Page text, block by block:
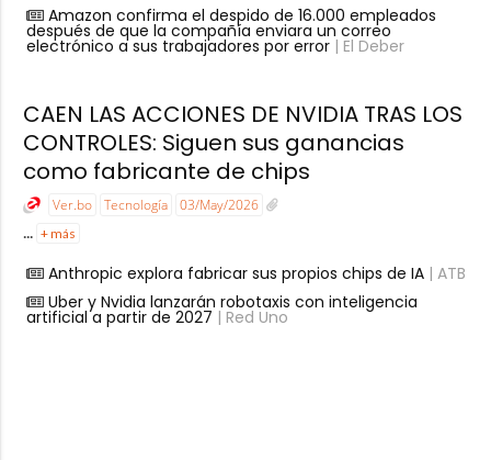
Amazon confirma el despido de 16.000 empleados
después de que la compañía enviara un correo
electrónico a sus trabajadores por error| El Deber
CAEN LAS ACCIONES DE NVIDIA TRAS LOS
CONTROLES: Siguen sus ganancias
como fabricante de chips
Ver.bo Tecnología 03/May/2026
... + más
Anthropic explora fabricar sus propios chips de IA| ATB
Uber y Nvidia lanzarán robotaxis con inteligencia
artificial a partir de 2027 | Red Uno